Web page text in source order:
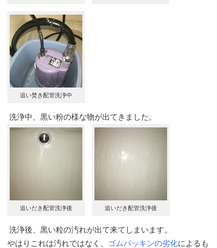
追い焚き配管洗浄中
洗浄中、黒い粉の様な物が出てきました。
追いだき配管洗浄後 追いだき配管洗浄後
洗浄後、黒い粒の汚れが出て来てしまいます。
やはりこれは汚れではなく、
ゴムパッキンの劣化によるも